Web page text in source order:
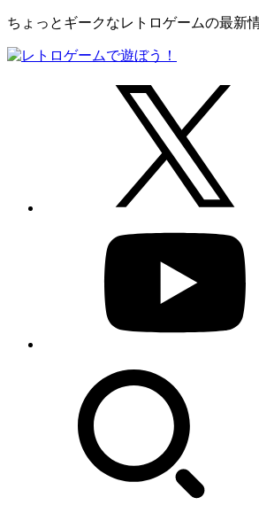
ちょっとギークなレトロゲームの最新